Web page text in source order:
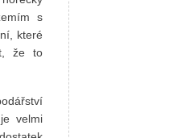
s
které
že to
velmi